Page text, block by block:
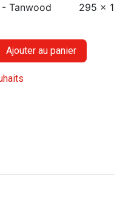
Tanwood 295 x
Ajouter au panier